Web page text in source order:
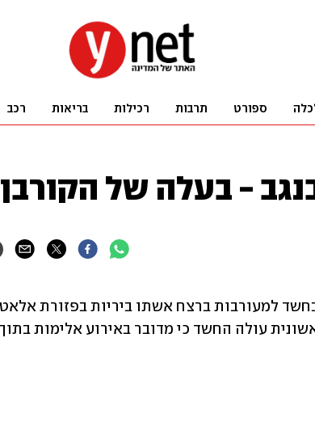
ספורט תרבות רכילות בריאות רכב
- בעלה של הקורבן